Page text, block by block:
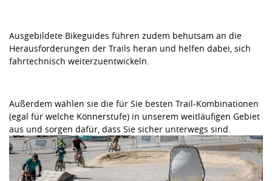
Ausgebildete Bikeguides führen zudem behutsam an die
Herausforderungen der Trails heran und helfen dabei, sich
fahrtechnisch weiterzuentwickeln.
Außerdem wählen sie die für Sie besten Trail-Kombinationen
(egal für welche Könnerstufe) in unserem weitläufigen Gebiet
aus und sorgen dafür, dass Sie sicher unterwegs sind.